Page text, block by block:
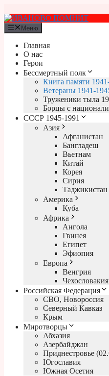
к
содержимому
Меню
Главная
О нас
Герои
Бессмертный полк
Книга памяти
Ветераны 1941-
Труженики тыла
Борцы с
СССР 1945-1991
Азия
Афганистан
Бангладеш
Вьетнам
Китай
Корея
Сирия
Таджикистан
Америка
Куба
Африка
Ангола
Гвинея
Египет
Эфиопия
Европа
Венгрия
Чехословакия
Российская Федерация
СВО, Новороссия
Северный Кавказ
Крым
Миротворцы
Абхазия
Азербайджан
Приднестровье
Югославия
Южная Осетия